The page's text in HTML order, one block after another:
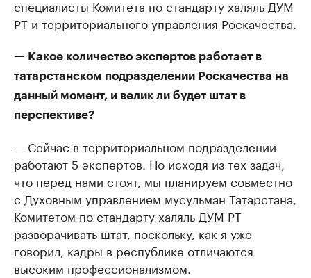
специалисты Комитета по стандарту халяль ДУМ
РТ и территориального управления Роскачества.
— Какое количество экспертов работает в
татарстанском подразделении Роскачества на
данный момент, и велик ли будет штат в
перспективе?
— Сейчас в территориальном подразделении
работают 5 экспертов. Но исходя из тех задач,
что перед нами стоят, мы планируем совместно
с Духовным управлением мусульман Татарстана,
Комитетом по стандарту халяль ДУМ РТ
разворачивать штат, поскольку, как я уже
говорил, кадры в республике отличаются
высоким профессионализмом.